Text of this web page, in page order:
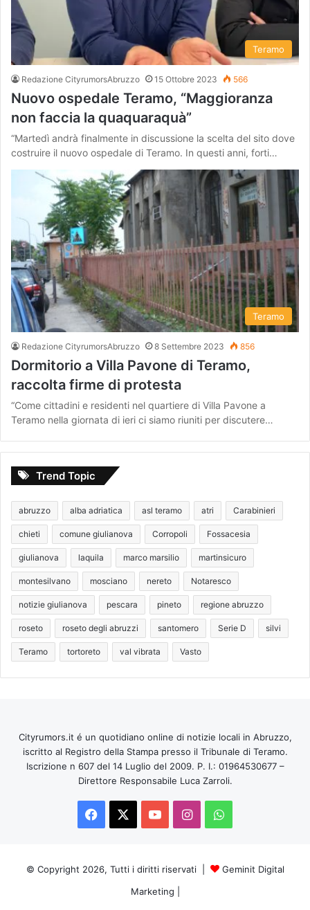
Teramo
Redazione CityrumorsAbruzzo 15 Ottobre 2023 566
Nuovo ospedale Teramo, “Maggioranza
non faccia la quaquaraquà”
“Martedì andrà finalmente in discussione la scelta del sito dove
costruire il nuovo ospedale di Teramo. In questi anni, forti…
Teramo
Redazione CityrumorsAbruzzo 8 Settembre 2023 856
Dormitorio a Villa Pavone di Teramo,
raccolta firme di protesta
“Come cittadini e residenti nel quartiere di Villa Pavone a
Teramo nella giornata di ieri ci siamo riuniti per discutere…
Trend Topic
abruzzo alba adriatica asl teramo atri Carabinieri
chieti comune giulianova Corropoli Fossacesia
giulianova laquila marco marsilio martinsicuro
montesilvano mosciano nereto Notaresco
notizie giulianova pescara pineto regione abruzzo
roseto roseto degli abruzzi santomero Serie D silvi
Teramo tortoreto val vibrata Vasto
Cityrumors.it é un quotidiano online di notizie locali in Abruzzo,
iscritto al Registro della Stampa presso il Tribunale di Teramo.
Iscrizione n 607 del 14 Luglio del 2009. P. I.: 01964530677 –
Direttore Responsabile Luca Zarroli.
Facebook
You InstagramWhatsApp
© Copyright 2026, Tutti i diritti riservati |
Geminit Digital
Marketing